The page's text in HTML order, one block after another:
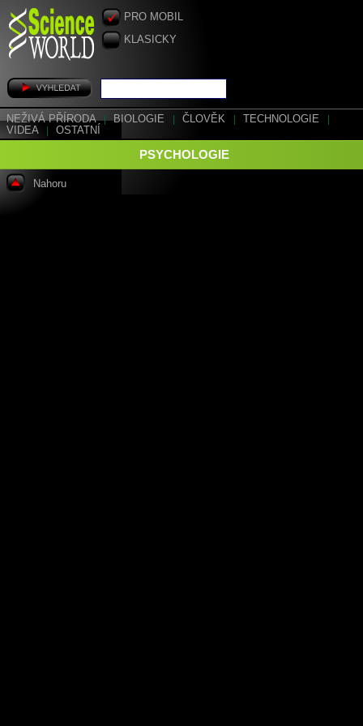
PRO MOBIL
KLASICKY
NEŽIVÁ PŘÍRODA | BIOLOGIE ČLOVĚK TECHNOLOGIE
VIDEA
OSTATNÍ
PSYCHOLOGIE
Nahoru